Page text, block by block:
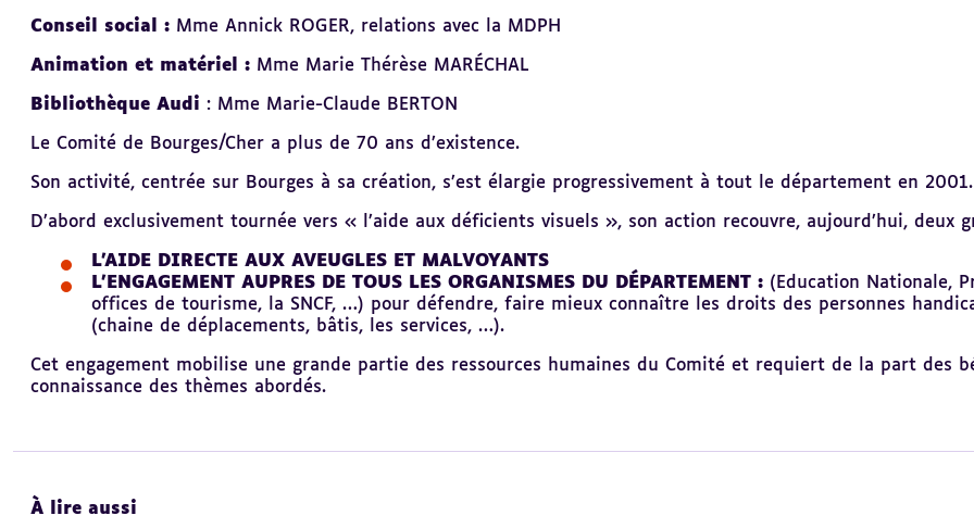
Conseil social : Mme Annick ROGER, relations avec la MDPH
Animation et matériel : Mme Marie Thérèse MARÉCHAL
Bibliothèque Audi : Mme Marie-Claude BERTON
Le Comité de Bourges/Cher a plus de 70 ans d’existence.
Son activité, centrée sur Bourges à sa création, s’est élargie progressivement à tout le département en 2001.
D’abord exclusivement tournée vers « l’aide aux déficients visuels », son action recouvre, aujourd’hui, deux
L’AIDE DIRECTE AUX AVEUGLES ET MALVOYANTS
L’ENGAGEMENT AUPRES DE TOUS LES ORGANISMES DU DÉPARTEMENT : (Education Nationale,
offices de tourisme, la SNCF, …) pour défendre, faire mieux connaître les droits des personnes
(chaine de déplacements, bâtis, les services, …).
Cet engagement mobilise une grande partie des ressources humaines du Comité et requiert de la part des
connaissance des thèmes abordés.
À lire aussi